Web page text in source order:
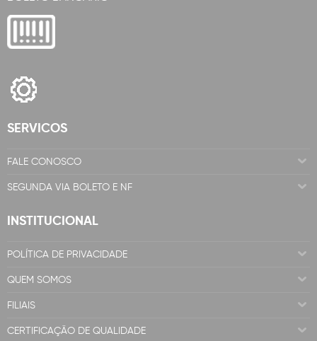
SERVICOS
FALE CONOSCO
SEGUNDA VIA BOLETO E NF
INSTITUCIONAL
POLÍTICA DE PRIVACIDADE
QUEM SOMOS
FILIAIS
CERTIFICAÇÃO DE QUALIDADE